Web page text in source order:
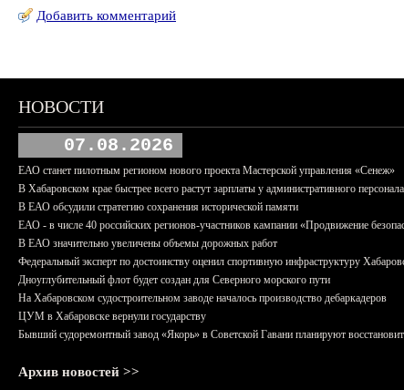
Добавить комментарий
НОВОСТИ
07.08.2026
ЕАО станет пилотным регионом нового проекта Мастерской управления «Сенеж»
В Хабаровском крае быстрее всего растут зарплаты у административного
В ЕАО обсудили стратегию сохранения исторической памяти
ЕАО - в числе 40 российских регионов-участников кампании «Продвижение
В ЕАО значительно увеличены объемы дорожных работ
Федеральный эксперт по достоинству оценил спортивную инфраструктуру
Дноуглубительный флот будет создан для Северного морского пути
На Хабаровском судостроительном заводе началось производство дебаркадеров
ЦУМ в Хабаровске вернули государству
Бывший судоремонтный завод «Якорь» в Советской Гавани планируют
Архив новостей >>